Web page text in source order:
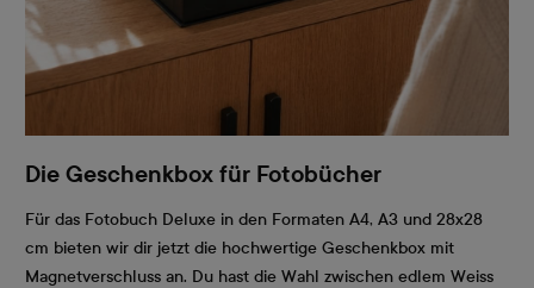
Die Geschenkbox für Fotobücher
Für das Fotobuch Deluxe in den Formaten A4, A3 und 28x28
cm bieten wir dir jetzt die hochwertige Geschenkbox mit
Magnetverschluss an. Du hast die Wahl zwischen edlem Weiss